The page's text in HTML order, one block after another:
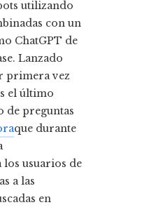
utilizando
con un
ChatGPT de
Lanzado
primera vez
el último
de preguntas
que durante
usuarios de
a las
en